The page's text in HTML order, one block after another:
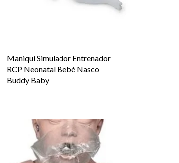
Maniquí Simulador Entrenador
RCP Neonatal Bebé Nasco
Buddy Baby